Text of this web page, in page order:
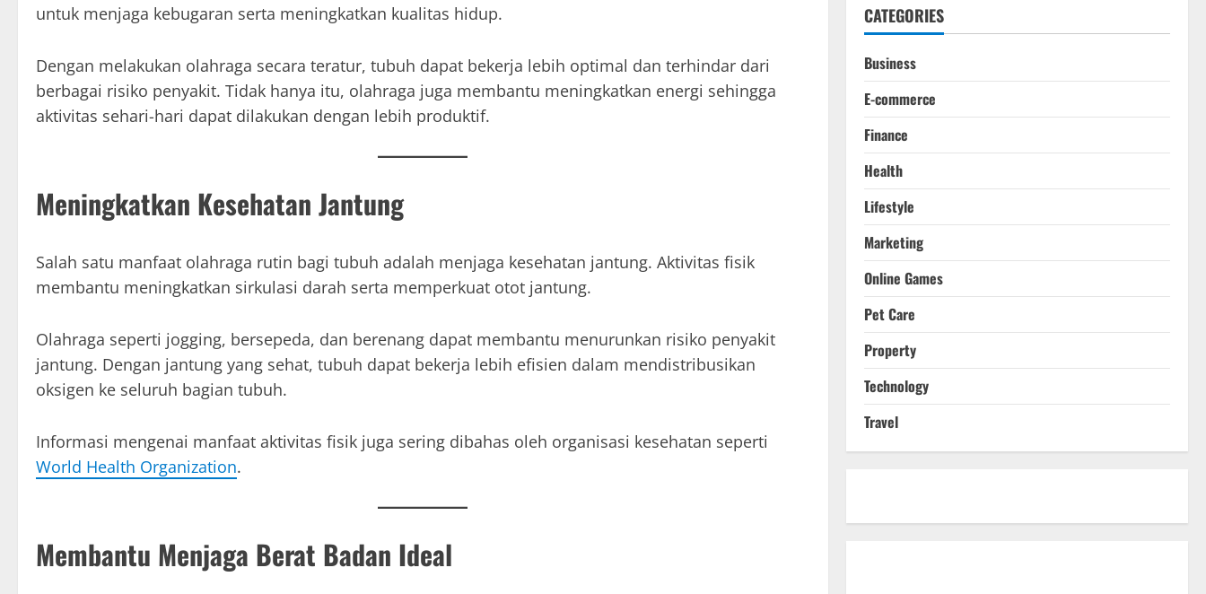
untuk menjaga kebugaran serta meningkatkan kualitas hidup.
Dengan melakukan olahraga secara teratur, tubuh dapat bekerja lebih optimal dan terhindar dari
berbagai risiko penyakit. Tidak hanya itu, olahraga juga membantu meningkatkan energi sehingga
aktivitas sehari-hari dapat dilakukan dengan lebih produktif.
Meningkatkan Kesehatan Jantung
Salah satu manfaat olahraga rutin bagi tubuh adalah menjaga kesehatan jantung. Aktivitas fisik
membantu meningkatkan sirkulasi darah serta memperkuat otot jantung.
Olahraga seperti jogging, bersepeda, dan berenang dapat membantu menurunkan risiko penyakit
jantung. Dengan jantung yang sehat, tubuh dapat bekerja lebih efisien dalam mendistribusikan
oksigen ke seluruh bagian tubuh.
Informasi mengenai manfaat aktivitas fisik juga sering dibahas oleh organisasi kesehatan seperti
World Health Organization.
Membantu Menjaga Berat Badan Ideal
CATEGORIES
Business
E-commerce
Finance
Health
Lifestyle
Marketing
Online Games
Pet Care
Property
Technology
Travel